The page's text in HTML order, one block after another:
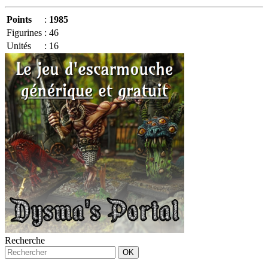
Points : 1985
Figurines : 46
Unités
: 16
Recherche